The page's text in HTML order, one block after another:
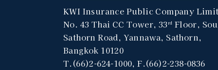
KWI Insurance Public Company
No. 43 Thai CC Tower, 33rd Floor,
Sathorn Road, Yannawa, Sathorn,
Bangkok 10120
T.(66)2-624-1000, F.(66)2-238-0836